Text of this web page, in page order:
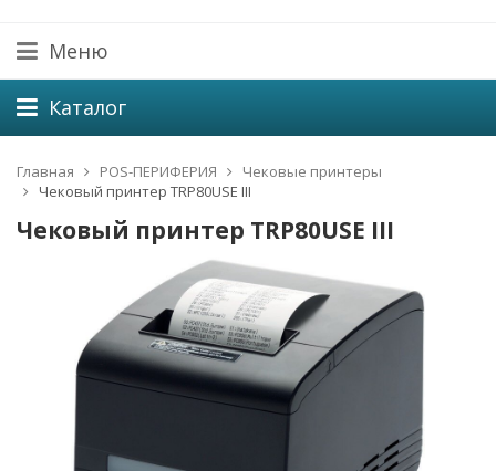
Меню
Каталог
Главная POS-ПЕРИФЕРИЯ
Чековые принтеры
Чековый принтер TRP80USE III
Чековый принтер TRP80USE III